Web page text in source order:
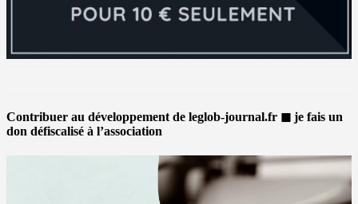
Contribuer au développement de leglob-journal.fr ◼ je fais un
don défiscalisé à l’association